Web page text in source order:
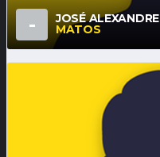
- JOSÉ ALEXANDRE
MATOS